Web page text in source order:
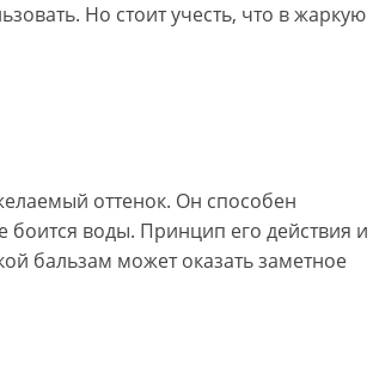
Но стоит учесть, что в жаркую
оттенок. Он способен
боится воды. Принцип его действия и
бальзам может оказать заметное